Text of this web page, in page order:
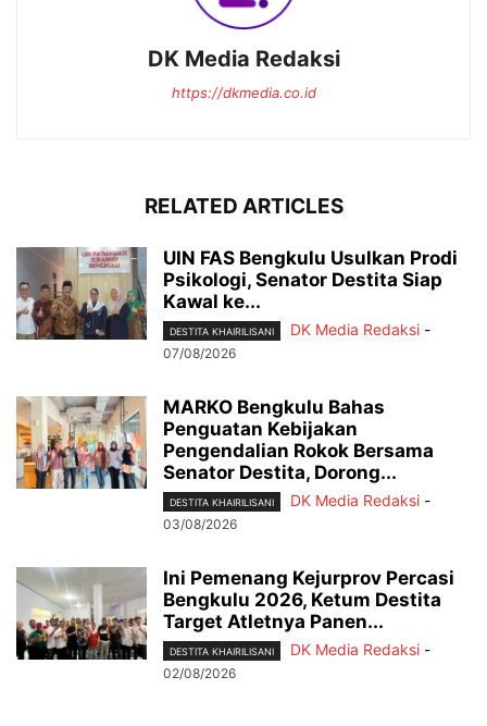
DK Media Redaksi
https://dkmedia.co.id
RELATED ARTICLES
UIN FAS Bengkulu Usulkan Prodi
Psikologi, Senator Destita Siap
Kawal ke...
DESTITA KHAIRILISANI DK Media Redaksi -
07/08/2026
MARKO Bengkulu Bahas
Penguatan Kebijakan
Pengendalian Rokok Bersama
Senator Destita, Dorong...
DESTITA KHAIRILISANI DK Media Redaksi -
03/08/2026
Ini Pemenang Kejurprov Percasi
Bengkulu 2026, Ketum Destita
Target Atletnya Panen...
DESTITA KHAIRILISANI DK Media Redaksi -
02/08/2026